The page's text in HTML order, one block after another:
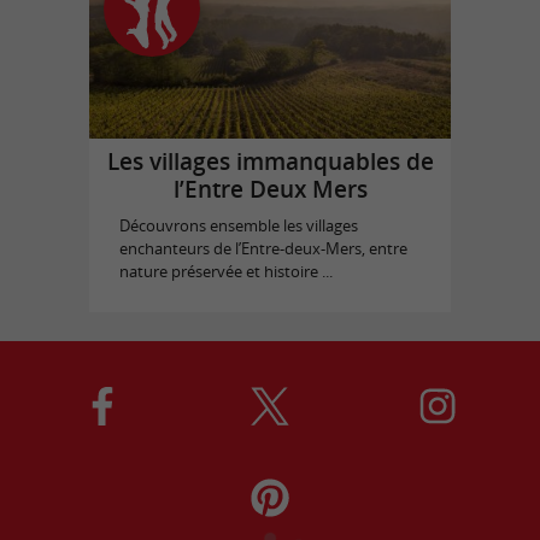
Les villages immanquables de
l’Entre Deux Mers
Découvrons ensemble les villages
enchanteurs de l’Entre-deux-Mers, entre
nature préservée et histoire ...